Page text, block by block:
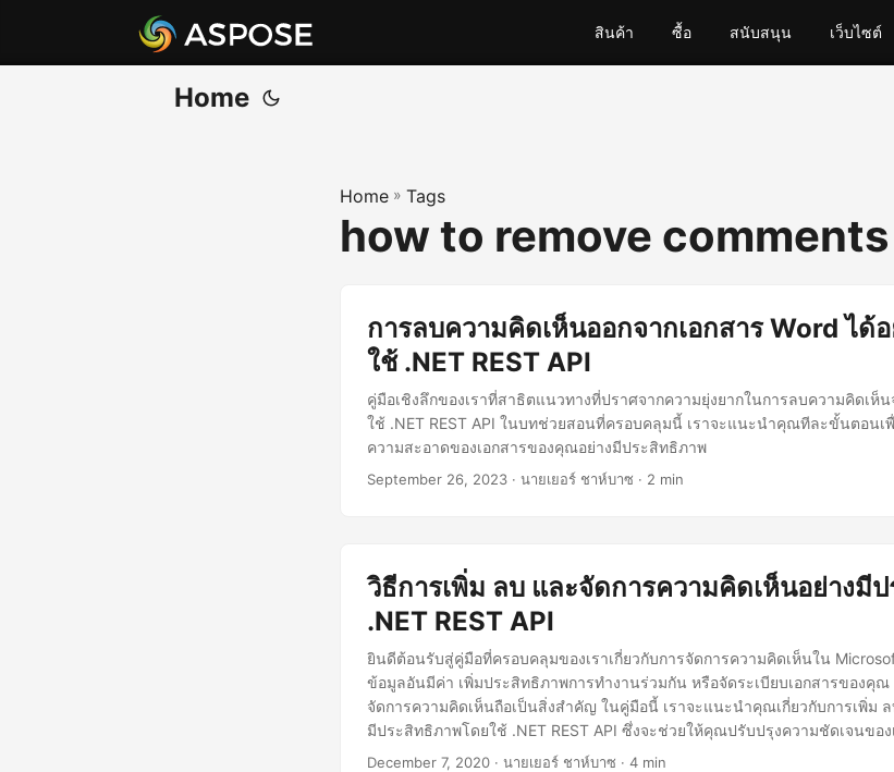
สินค้า ซื้อ สนับสนุน เว็บไซต์
Home
Home » Tags
how to remove
การลบความคิดเห็นออกจากเอกสาร Word ได้
ใช้ .NET REST API
คู่มือเชิงลึกของเราที่สาธิตแนวทางที่ปราศจากความยุ่งยากในการลบความคิดเห็
ใช้ .NET REST API ในบทช่วยสอนที่ครอบคลุมนี้ เราจะแนะนำคุณทีละขั้นตอนเ
ความสะอาดของเอกสารของคุณอย่างมีประสิทธิภาพ
September 26, 2023 · นายเยอร์ ชาห์บาซ · 2 min
วิธีการเพิ่ม ลบ และจัดการความคิดเห็นอย่างมี
.NET REST API
ยินดีต้อนรับสู่คู่มือที่ครอบคลุมของเราเกี่ยวกับการจัดการความคิดเห็นใน
ข้อมูลอันมีค่า เพิ่มประสิทธิภาพการทำงานร่วมกัน หรือจัดระเบียบเอกสารของคุณ
จัดการความคิดเห็นถือเป็นสิ่งสำคัญ ในคู่มือนี้ เราจะแนะนำคุณเกี่ยวกับการเพิ่ม
มีประสิทธิภาพโดยใช้ .NET REST API ซึ่งจะช่วยให้คุณปรับปรุงความชัดเจนขอ
ภายในขอบเขตอันทรงพลังของ MS Word
December 7, 2020 · นายเยอร์ ชาห์บาซ · 4 min